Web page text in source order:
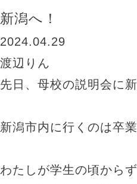
新潟へ！
2024.04.29
渡辺りん
先日、母校の説明会に
新潟市内に行くのは卒
わたしが学生の頃から